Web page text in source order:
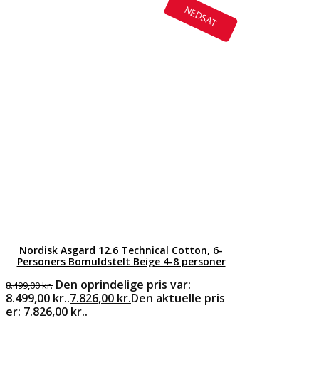
NEDSAT
Nordisk Asgard 12.6 Technical Cotton, 6-
Personers Bomuldstelt Beige 4-8 personer
8.499,00kr. Den oprindelige pris var:
8.499,00 kr..7.826,00 kr.Den aktuelle pris
er: 7.826,00 kr..